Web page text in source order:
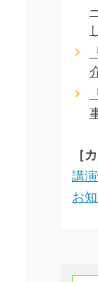
［
講
お